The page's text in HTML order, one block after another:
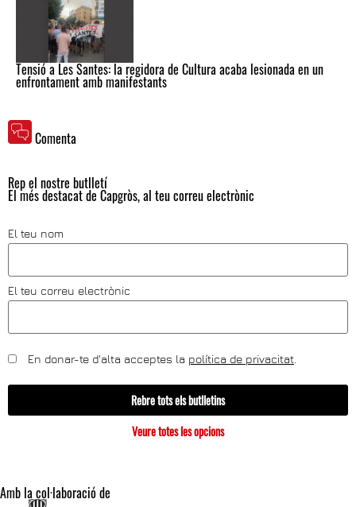
Tensió a Les Santes: la regidora de Cultura acaba lesionada en un
enfrontament amb manifestants
Comenta
Rep el nostre butlletí
El més destacat de Capgròs, al teu correu electrònic
El teu nom
El teu correu electrònic
En donar-te d'alta acceptes la política de privacitat
Rebre tots els butlletins
Veure totes les opcions
Amb la col·laboració de